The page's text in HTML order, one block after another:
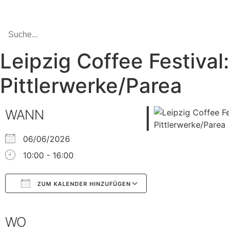
Leipzig Coffee Festival:
Pittlerwerke/Parea
WANN
06/06/2026
10:00 - 16:00
ZUM KALENDER HINZUFÜGEN
WO